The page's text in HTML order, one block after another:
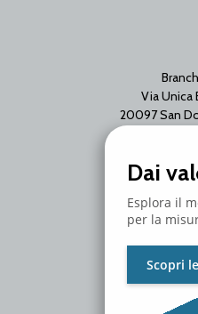
Via Unica
20097 San
Dai
Esplora il
per la
Scopri